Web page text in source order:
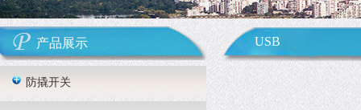
产品展示
防撬开关
USB